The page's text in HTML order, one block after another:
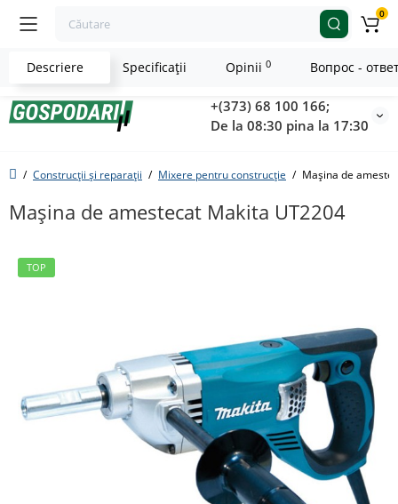
+(373) 68 100 166;
De la 08:30 pina la 17:30
0
Construcții și reparații Mixere pentru construcție Mașina de
Mașina de amestecat Makita UT2204
TOP
Descriere Specificaţii Opinii 0 Вопрос -